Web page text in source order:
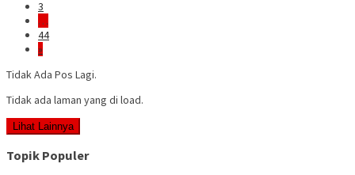
3
…
44
»
Tidak Ada Pos Lagi.
Tidak ada laman yang di load.
Lihat Lainnya
Topik Populer